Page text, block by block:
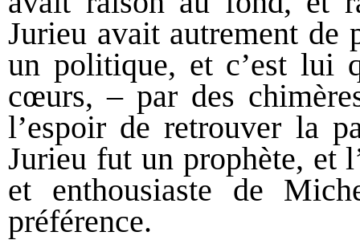
Jurieu avait autrement de
un politique, et c’est lui
cœurs, – par des
l’espoir de retrouver la
Jurieu fut un prophète, et
et enthousiaste de
préférence.